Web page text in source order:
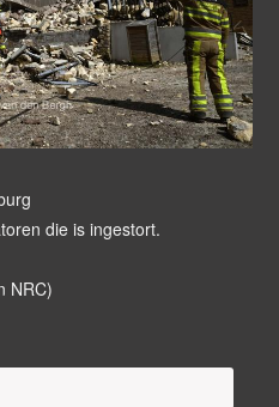
die is ingestort.
NRC)